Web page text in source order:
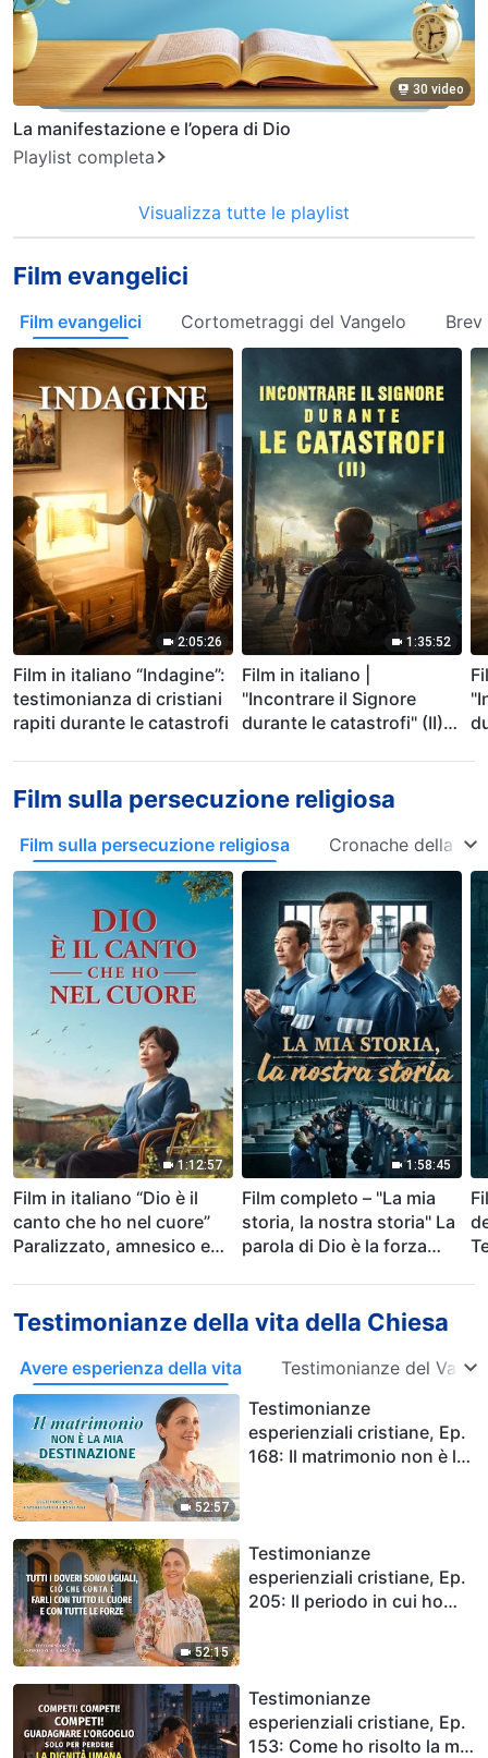
30 video
La manifestazione e l’opera di Dio
Playlist completa
Visualizza tutte le playlist
Film evangelici
Film evangelici Cortometraggi del Vangelo
2:05:26
Film in italiano “Indagine”:
testimonianza di cristiani
rapiti durante le catastrofi
1:35:52
Film in italiano |
"Incontrare il Signore
durante le catastrofi" (II)
possiamo entrare nel
Regno di Dio?
Film sulla persecuzione religiosa
Film sulla persecuzione religiosa Cronache della
1:12:57
Film in italiano “Dio è il
canto che ho nel cuore”
Paralizzato, amnesico e
vita?
1:58:45
Film completo – "La mia
storia, la nostra storia" La
parola di Dio è la forza
Testimonianze della vita della Chiesa
Avere esperienza della vita Testimonianze del
52:57
Testimonianze
esperienziali cristiane, Ep.
168: Il matrimonio non è la
52:15
Testimonianze
esperienziali cristiane, Ep.
205: Il periodo in cui ho
Testimonianze
esperienziali cristiane, Ep.
153: Come ho risolto la mia